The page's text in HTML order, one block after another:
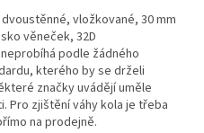
dvoustěnné, vložkované, 30 mm
věneček, 32D
podle žádného
kterého by se drželi
značky uvádějí uměle
Pro zjištění váhy kola je třeba
na prodejně.